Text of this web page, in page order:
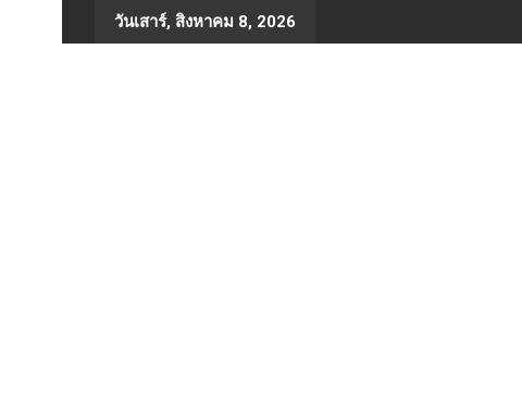
to
วันเสาร์, สิงหาคม 8, 2026